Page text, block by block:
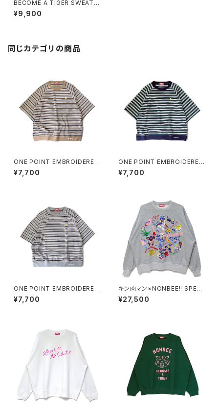
BECOME A TIGER SWEAT n
avy/pastel-yellow
¥9,900
同じカテゴリの商品
ONE POINT EMBROIDERED
“beer” MULTI BORDER HS
¥7,700
ONE POINT EMBROIDERED
“beer” MULTI BORDER HS
¥7,700
ONE POINT EMBROIDERED
“beer” MULTI BORDER HS
¥7,700
キン肉マン×NONBEE!! SPECI
AL COLLAB EMBROIDERED
SWEAT gray/colorful
¥27,500